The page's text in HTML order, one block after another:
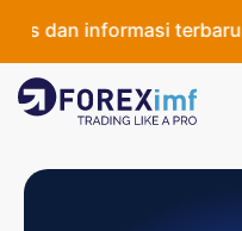
dan informasi terbaru di